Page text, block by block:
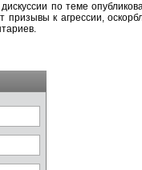
по теме
к агрессии,